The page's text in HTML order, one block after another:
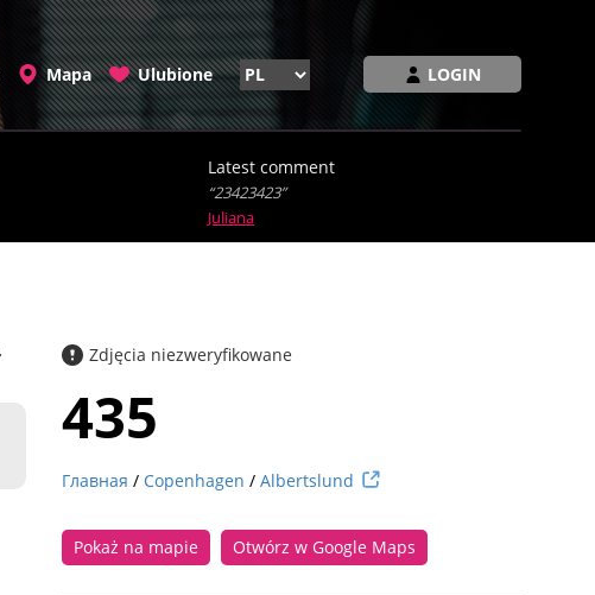
Mapa Ulubione LOGIN
Latest comment
“23423423”
Juliana
Zdjęcia niezweryfikowane
435
Главная / Copenhagen /Albertslund
Pokaż na mapie Otwórz w Google Maps